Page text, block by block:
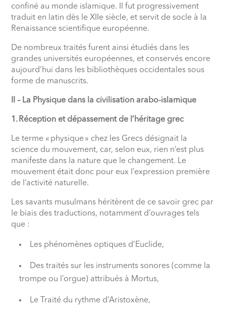
confiné au monde islamique. Il fut progressivement
traduit en latin dès le XIIe siècle, et servit de socle à la
Renaissance scientifique européenne.
De nombreux traités furent ainsi étudiés dans les
grandes universités européennes, et conservés encore
aujourd’hui dans les bibliothèques occidentales sous
forme de manuscrits.
II – La Physique dans la civilisation arabo-islamique
1. Réception et dépassement de l’héritage grec
Le terme « physique » chez les Grecs désignait la
science du mouvement, car, selon eux, rien n’est plus
manifeste dans la nature que le changement. Le
mouvement était donc pour eux l’expression première
de l’activité naturelle.
Les savants musulmans héritèrent de ce savoir grec par
le biais des traductions, notamment d’ouvrages tels
que :
Les phénomènes optiques d’Euclide,
Des traités sur les instruments sonores (comme la
trompe ou l’orgue) attribués à Mortus,
Le Traité du rythme d’Aristoxène,